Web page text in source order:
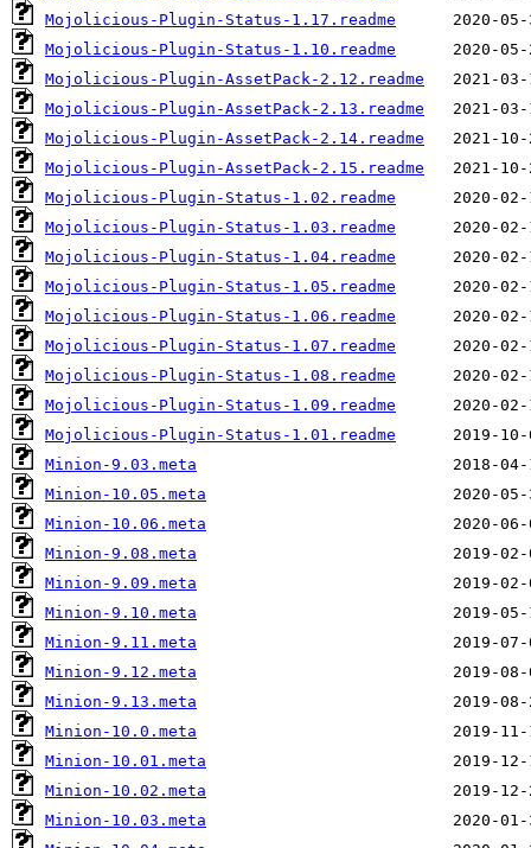
Mojolicious-Plugin-Status-1.17.readme
Mojolicious-Plugin-Status-1.10.readme
Mojolicious-Plugin-AssetPack-2.12.readme
Mojolicious-Plugin-AssetPack-2.13.readme
Mojolicious-Plugin-AssetPack-2.14.readme
Mojolicious-Plugin-AssetPack-2.15.readme
Mojolicious-Plugin-Status-1.02.readme
Mojolicious-Plugin-Status-1.03.readme
Mojolicious-Plugin-Status-1.04.readme
Mojolicious-Plugin-Status-1.05.readme
Mojolicious-Plugin-Status-1.06.readme
Mojolicious-Plugin-Status-1.07.readme
Mojolicious-Plugin-Status-1.08.readme
Mojolicious-Plugin-Status-1.09.readme
Mojolicious-Plugin-Status-1.01.readme
Minion-9.03.meta
Minion-10.05.meta
Minion-10.06.meta
Minion-9.08.meta
Minion-9.09.meta
Minion-9.10.meta
Minion-9.11.meta
Minion-9.12.meta
Minion-9.13.meta
Minion-10.0.meta
Minion-10.01.meta
Minion-10.02.meta
Minion-10.03.meta